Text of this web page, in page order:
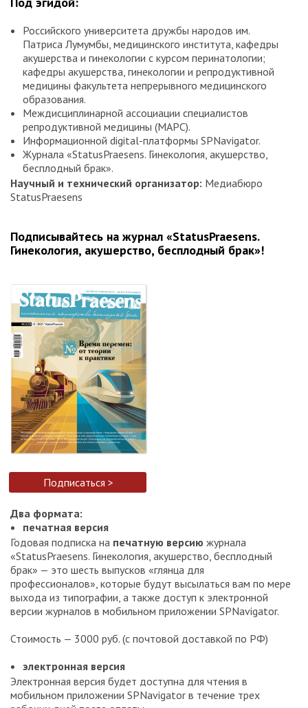
Российского университета дружбы народов им.
Патриса Лумумбы, медицинского института, кафедры
акушерства и гинекологии с курсом перинатологии;
кафедры акушерства, гинекологии и репродуктивной
медицины факультета непрерывного медицинского
образования.
Междисциплинарной ассоциации специалистов
репродуктивной медицины (МАРС).
Информационной digital-платформы SPNavigator.
Журнала «StatusPraesens. Гинекология, акушерство,
бесплодный брак».
Научный и технический организатор: Медиабюро
StatusPraesens
Подписывайтесь на журнал «StatusPraesens.
Гинекология, акушерство, бесплодный брак»!
Подписаться >
Два формата:
печатная версия
Годовая подписка на печатную версию журнала
«StatusPraesens. Гинекология, акушерство, бесплодный
брак» — это шесть выпусков «глянца для
профессионалов», которые будут высылаться вам по мере
выхода из типографии, а также доступ к электронной
версии журналов в мобильном приложении SPNavigator.
Стоимость — 3000 руб. (с почтовой доставкой по РФ)
электронная версия
Электронная версия будет доступна для чтения в
мобильном приложении SPNavigator в течение трех